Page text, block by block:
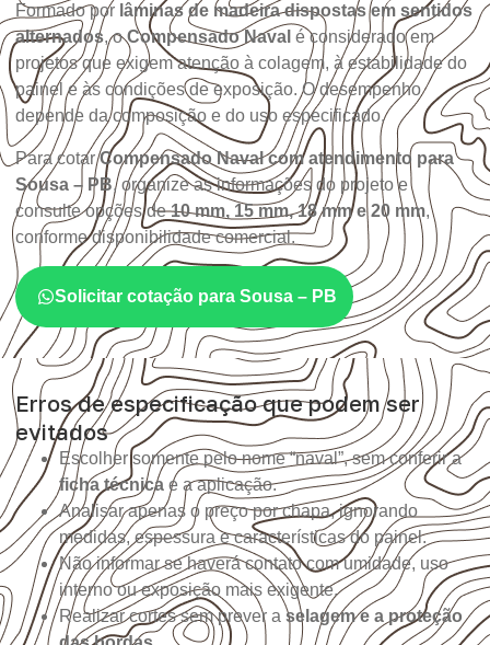
Formado por lâminas de madeira dispostas em sentidos
alternados, oCompensado Naval é considerado em
projetos que exigem atenção à colagem, à estabilidade do
painel e às condições de exposição. O desempenho
depende da composição e do uso especificado.
Para cotarCompensado Naval com atendimento para
Sousa – PB, organize as informações do projeto e
consulte opções de10 mm, 15 mm, 18 mm e 20 mm,
conforme disponibilidade comercial.
Solicitar cotação para Sousa – PB
Erros de especificação que podem ser
evitados
Escolher somente pelo nome “naval”, sem conferir a
ficha técnica e a aplicação.
Analisar apenas o preço por chapa, ignorando
medidas, espessura e características do painel.
Não informar se haverá contato com umidade, uso
interno ou exposição mais exigente.
Realizar cortes sem prever a selagem e a proteção